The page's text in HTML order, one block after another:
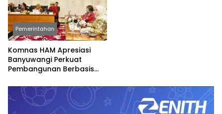
Pemerintahan
Komnas HAM Apresiasi
Banyuwangi Perkuat
Pembangunan Berbasis